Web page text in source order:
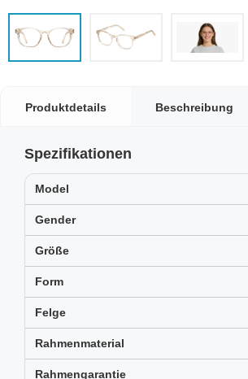
Produktdetails Beschreibung
Spezifikationen
Model
Gender
Größe
Form
Felge
Rahmenmaterial
Rahmengarantie